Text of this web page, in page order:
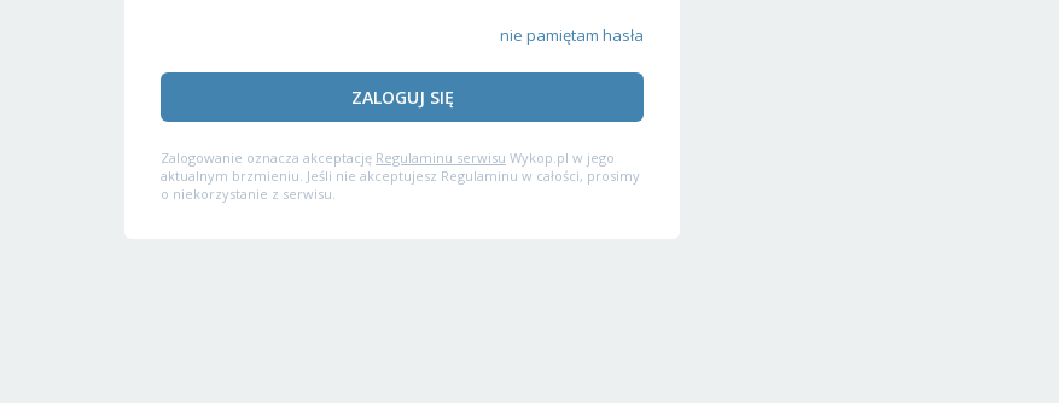
nie pamiętam hasła
ZALOGUJ SIĘ
Zalogowanie oznacza akceptację Regulaminu serwisu Wykop.pl w jego
aktualnym brzmieniu. Jeśli nie akceptujesz Regulaminu w całości, prosimy
o niekorzystanie z serwisu.